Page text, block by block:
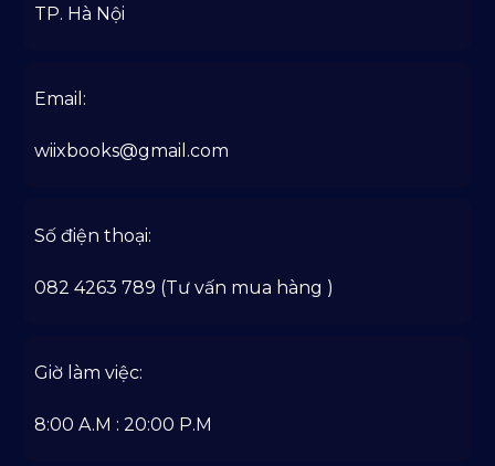
TP. Hà Nội
Email:
wiixbooks@gmail.com
Số điện thoại:
082 4263 789 (Tư vấn mua hàng )
Giờ làm việc:
8:00 A.M : 20:00 P.M